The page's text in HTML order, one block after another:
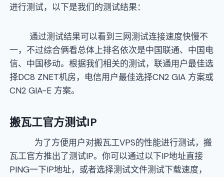
进行测试，以下是我们的测试结果：
通过测试结果可以看到三网测试连接速度快慢不
一，不过综合俩看总体上排名依次是中国联通、中国电
信、中国移动。根据我们相关的测试，联通用户最佳选
择DC8 ZNET机房，电信用户最佳选择CN2 GIA 方案或
CN2 GIA-E 方案。
搬瓦工官方测试IP
为了方便用户对搬瓦工VPS的性能进行测试，搬
瓦工官方推出了测试IP。你可以通过以下IP地址直接
PING一下IP地址，或者选择测试文件测试下载速度，